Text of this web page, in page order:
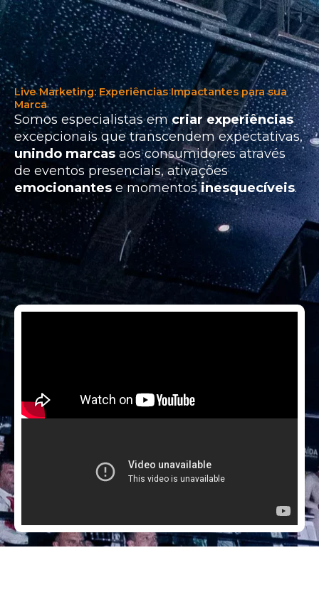
Live Marketing: Experiências Impactantes para sua
Marca
Somos especialistas emcriar experiências
excepcionais que transcendem expectativas,
unindo marcas aos consumidores através
de eventos presenciais, ativações
emocionantes e momentosinesquecíveis.